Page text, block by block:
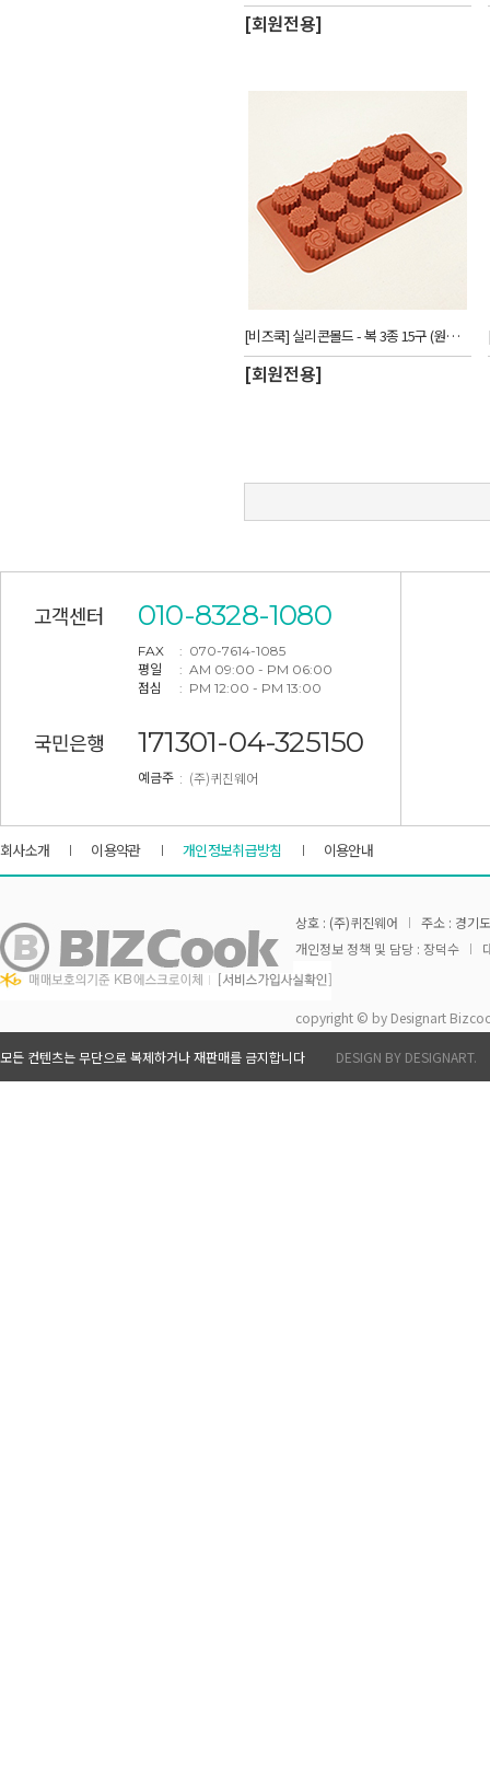
[회원전용]
[비즈쿡] 실리콘몰드 - 복 3종 15구 (원형-소)_CUW
[회원전용]
고객센터 010-8328-1080
FAX
: 070-7614-1085
평일
: AM 09:00 - PM 06:00
점심
: PM 12:00 - PM 13:00
국민은행 171301-04-325150
예금주 : (주)퀴진웨어
회사소개 이용약관 개인정보취급방침 이용안내
상호 : (주)퀴진웨어
주소 : 경기
개인정보 정책 및 담당 : 장덕수
copyright © by Designart
모든 컨텐츠는 무단으로 복제하거나 재판매를 금지합니다 DESIGN BY DESIGNART.